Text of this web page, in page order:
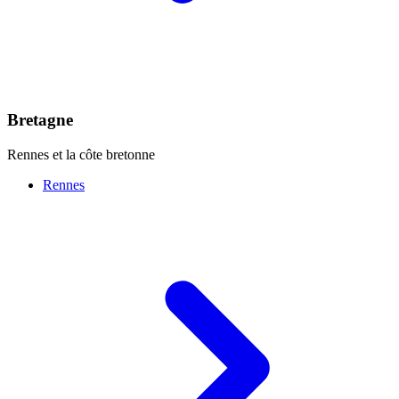
Bretagne
Rennes et la côte bretonne
Rennes